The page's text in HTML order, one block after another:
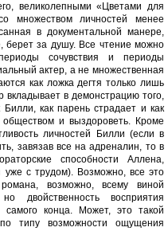
великолепными «Цветами для
множеством личностей менее
в документальной манере,
берет за душу. Все чтение можно
сочувствия и периоды
актер, а не множественная
как ложка дегтя только лишь
вкладывает в демонстрацию того,
как парень страдает и как
и выздороветь. Кроме
личностей Билли (если в
завязав все на адреналин, то в
способности Аллена,
уже с трудом). Возможно, все это
возможно, всему виной
двойственность восприятия
конца. Может, это такой
типу возможности ощущения